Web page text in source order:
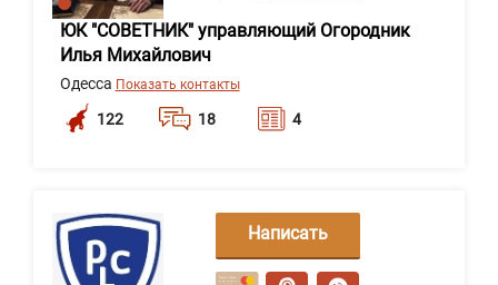
ЮК "СОВЕТНИК" управляющий Огородник
Илья Михайлович
Одесса Показать контакты
122 18 4
Написать
сообщение